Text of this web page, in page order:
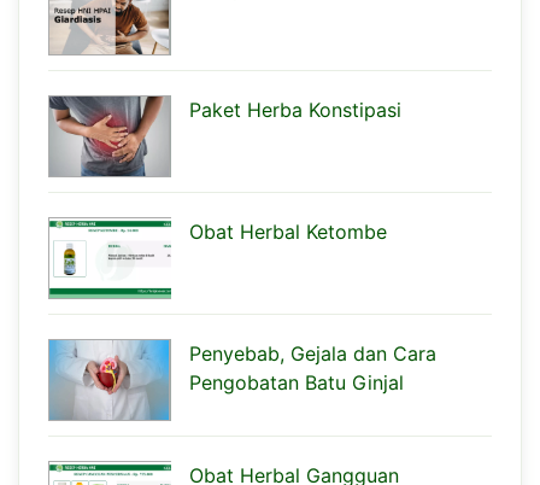
Paket Herba Konstipasi
Obat Herbal Ketombe
Penyebab, Gejala dan Cara
Pengobatan Batu Ginjal
Obat Herbal Gangguan